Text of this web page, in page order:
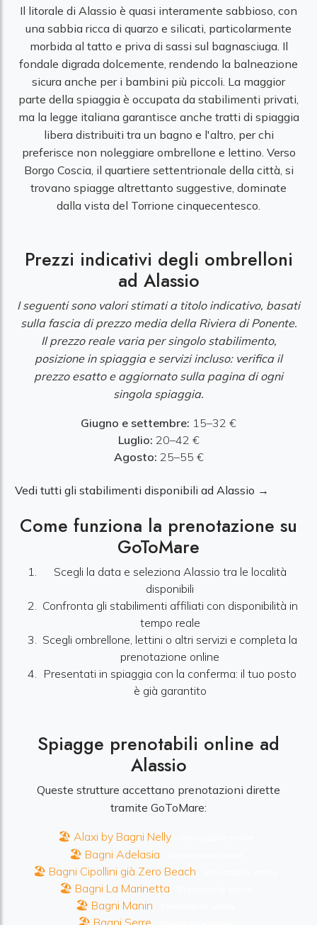
Il litorale di Alassio è quasi interamente sabbioso, con
una sabbia ricca di quarzo e silicati, particolarmente
morbida al tatto e priva di sassi sul bagnasciuga. Il
fondale digrada dolcemente, rendendo la balneazione
sicura anche per i bambini più piccoli. La maggior
parte della spiaggia è occupata da stabilimenti privati,
ma la legge italiana garantisce anche tratti di spiaggia
libera distribuiti tra un bagno e l'altro, per chi
preferisce non noleggiare ombrellone e lettino. Verso
Borgo Coscia, il quartiere settentrionale della città, si
trovano spiagge altrettanto suggestive, dominate
dalla vista del Torrione cinquecentesco.
Prezzi indicativi degli ombrelloni
ad Alassio
I seguenti sono valori stimati a titolo indicativo, basati
sulla fascia di prezzo media della Riviera di Ponente.
Il prezzo reale varia per singolo stabilimento,
posizione in spiaggia e servizi incluso: verifica il
prezzo esatto e aggiornato sulla pagina di ogni
singola spiaggia.
Giugno e settembre: 15–32 €
Luglio: 20–42 €
Agosto: 25–55 €
Vedi tutti gli stabilimenti disponibili ad Alassio →
Come funziona la prenotazione su
GoToMare
Scegli la data e seleziona Alassio tra le località
disponibili
Confronta gli stabilimenti affiliati con disponibilità in
tempo reale
Scegli ombrellone, lettini o altri servizi e completa la
prenotazione online
Presentati in spiaggia con la conferma: il tuo posto
è già garantito
Spiagge prenotabili online ad
Alassio
Queste strutture accettano prenotazioni dirette
tramite GoToMare:
🏖️ Alaxi by Bagni Nelly
🏖️ Bagni Adelasia
🏖️ Bagni Cipollini già Zero Beach
🏖️ Bagni La Marinetta
🏖️ Bagni Manin